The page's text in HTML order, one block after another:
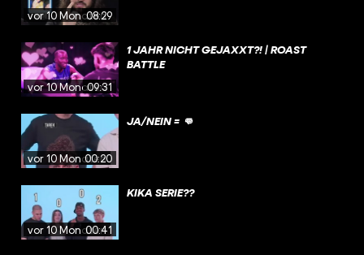
vor 10 Monaten
08:29
vor 10 Monaten
09:31
1 JAHR NICHT GEJAXXT?! | ROAST
BATTLE
vor 10 Monaten
00:20
JA/NEIN = 👊
vor 10 Monaten
00:41
KIKA SERIE??